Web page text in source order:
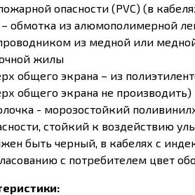
опасности (PVC) (в
обмотка из алюмополимерной
из медной или
жилы
общего экрана – из
общего экрана не производить)
- морозостойкий
стойкий к воздействию
быть черный, в кабелях с
с потребителем цвет